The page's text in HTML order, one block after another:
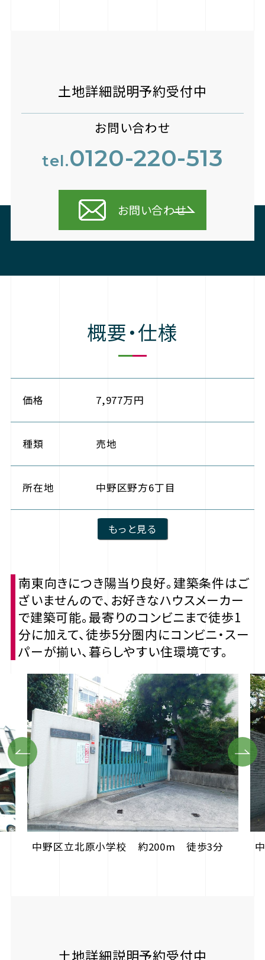
土地詳細説明予約受付中
お問い合わせ
tel.0120-220-513
お問い合わせ
概要・仕様
価格 7,977万円
種類 売地
所在地 中野区野方6丁目
もっと見る
南東向きにつき陽当り良好。建築条件はご
ざいませんので、お好きなハウスメーカー
で建築可能。最寄りのコンビニまで徒歩1
分に加えて、徒歩5分圏内にコンビニ・スー
パーが揃い、暮らしやすい住環境です。
Previous
中野区立北原小学校 約200m 徒歩3分
Next
土地詳細説明予約受付中